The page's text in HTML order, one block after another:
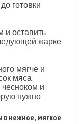
готовки
и оставить
жарке
мягче и
мяса
чесноком и
нужно
в нежное, мягкое